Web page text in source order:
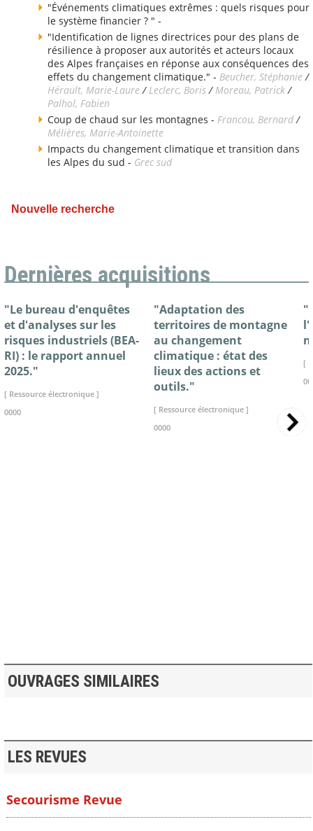
"Événements climatiques extrêmes : quels risques pour
le système financier ? " -
"Identification de lignes directrices pour des plans de
résilience à proposer aux autorités et acteurs locaux
des Alpes françaises en réponse aux conséquences des
effets du changement climatique." - Beucher, Stéphanie/
Hérault, Marie-Laure/ Leclerc, Boris/Moreau, Patrick/
Palhol, Fabien
Coup de chaud sur les montagnes - Francou, Bernard/
Mélières, Marie-Antoinette
Impacts du changement climatique et transition dans
les Alpes du sud - Grec sud
Nouvelle recherche
Dernières acquisitions
"Le bureau d'enquêtes
et d'analyses sur les
risques industriels (BEA-
RI) : le rapport annuel
2025."
[ Ressource électronique ]
0000
"Adaptation des
territoires de montagne
au changement
climatique : état des
lieux des actions et
outils."
[ Ressource électronique ]
0000
[
OUVRAGES SIMILAIRES
LES REVUES
Secourisme Revue